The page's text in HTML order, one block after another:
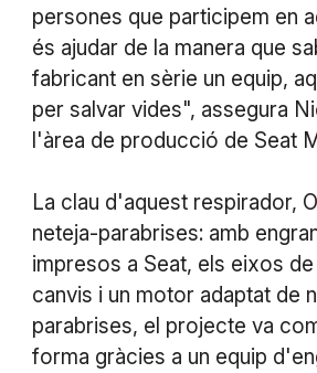
persones que participem en
és ajudar de la manera que
fabricant en sèrie un equip,
per salvar vides", assegura
l'àrea de producció de Seat
La clau d'aquest respirador,
neteja-parabrises: amb
impresos a Seat, els eixos
canvis i un motor adaptat de
parabrises, el projecte va
forma gràcies a un equip